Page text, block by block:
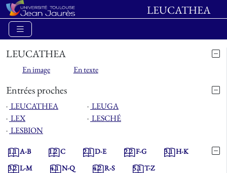
LEUCATHEA
LEUCATHEA
En image En texte
Entrées proches
⋅ LEUCATHEA ⋅ LEUGA
⋅ LEX ⋅ LESCHÉ
⋅ LESBION
1.1A-B 1.2C 2.1D-E 2.2F-G 3.1H-K
3.2L-M 4.1N-Q 4.2R-S 5.1T-Z